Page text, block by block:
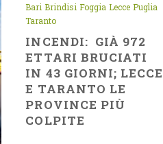
Bari Brindisi Foggia Lecce Puglia
Taranto
INCENDI: GIÀ 972
ETTARI BRUCIATI
IN 43 GIORNI; LECCE
E TARANTO LE
PROVINCE PIÙ
COLPITE